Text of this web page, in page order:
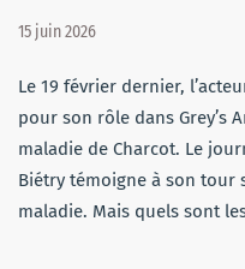
15 juin 2026
Le 19 février dernier,
pour son rôle dans Grey’s
maladie de Charcot. Le
Biétry témoigne à son tour
maladie. Mais quels sont